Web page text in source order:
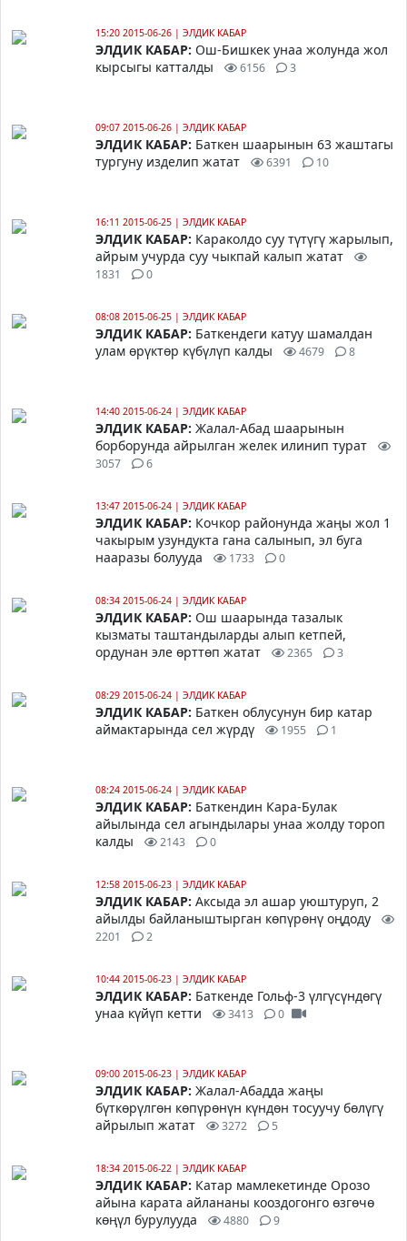
15:20 2015-06-26 | ЭЛДИК КАБАР
ЭЛДИК КАБАР: Ош-Бишкек унаа жолунда жол
кырсыгы катталды
6156 3
09:07 2015-06-26 | ЭЛДИК КАБАР
ЭЛДИК КАБАР: Баткен шаарынын 63 жаштагы
тургуну изделип жатат
6391 10
16:11 2015-06-25 | ЭЛДИК КАБАР
ЭЛДИК КАБАР: Караколдо суу түтүгү жарылып,
айрым учурда суу чыкпай калып жатат
1831 0
08:08 2015-06-25 | ЭЛДИК КАБАР
ЭЛДИК КАБАР: Баткендеги катуу шамалдан
улам өрүктөр күбүлүп калды
4679 8
14:40 2015-06-24 | ЭЛДИК КАБАР
ЭЛДИК КАБАР:Жалал-Абад шаарынын
борборунда айрылган желек илинип турат
3057 6
13:47 2015-06-24 | ЭЛДИК КАБАР
ЭЛДИК КАБАР: Кочкор районунда жаңы жол 1
чакырым узундукта гана салынып, эл буга
нааразы болууда
1733 0
08:34 2015-06-24 | ЭЛДИК КАБАР
ЭЛДИК КАБАР: Ош шаарында тазалык
кызматы таштандыларды алып кетпей,
ордунан эле өрттөп жатат
2365 3
08:29 2015-06-24 | ЭЛДИК КАБАР
ЭЛДИК КАБАР: Баткен облусунун бир катар
аймактарында сел жүрдү
1955 1
08:24 2015-06-24 | ЭЛДИК КАБАР
ЭЛДИК КАБАР: Баткендин Кара-Булак
айылында сел агындылары унаа жолду тороп
калды
2143 0
12:58 2015-06-23 | ЭЛДИК КАБАР
ЭЛДИК КАБАР:Аксыда эл ашар уюштуруп, 2
айылды байланыштырган көпүрөнү оңдоду
2201 2
10:44 2015-06-23 | ЭЛДИК КАБАР
ЭЛДИК КАБАР: Баткенде Гольф-3 үлгүсүндөгү
унаа күйүп кетти
3413 0
09:00 2015-06-23 | ЭЛДИК КАБАР
ЭЛДИК КАБАР: Жалал-Абадда жаңы
бүткөрүлгөн көпүрөнүн күндөн тосуучу бөлүгү
айрылып жатат
3272 5
18:34 2015-06-22 | ЭЛДИК КАБАР
ЭЛДИК КАБАР: Катар мамлекетинде Орозо
айына карата айлананы кооздогонго өзгөчө
көңүл бурулууда
4880 9